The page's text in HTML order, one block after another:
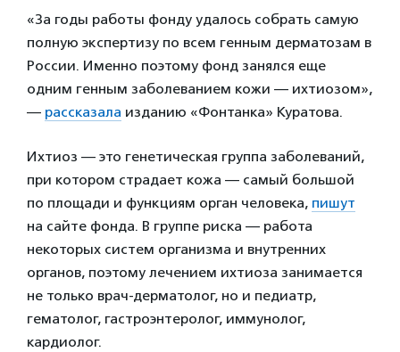
«За годы работы фонду удалось собрать самую
полную экспертизу по всем генным дерматозам в
России. Именно поэтому фонд занялся еще
одним генным заболеванием кожи — ихтиозом»,
— рассказала изданию «Фонтанка» Куратова.
Ихтиоз — это генетическая группа заболеваний,
при котором страдает кожа — самый большой
по площади и функциям орган человека, пишут
на сайте фонда. В группе риска — работа
некоторых систем организма и внутренних
органов, поэтому лечением ихтиоза занимается
не только врач-дерматолог, но и педиатр,
гематолог, гастроэнтеролог, иммунолог,
кардиолог.